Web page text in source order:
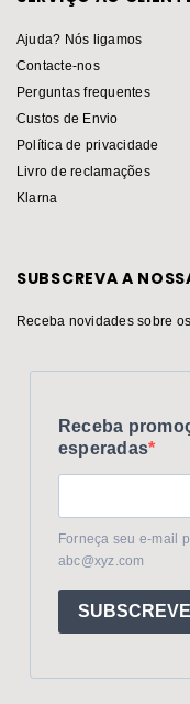
Ajuda? Nós ligamos
Contacte-nos
Perguntas frequentes
Custos de Envio
Política de privacidade
Livro de reclamações
Klarna
SUBSCREVA A
Receba novidades sobre
Receba
esperadas
Forneça seu e-mail
abc@xyz.com